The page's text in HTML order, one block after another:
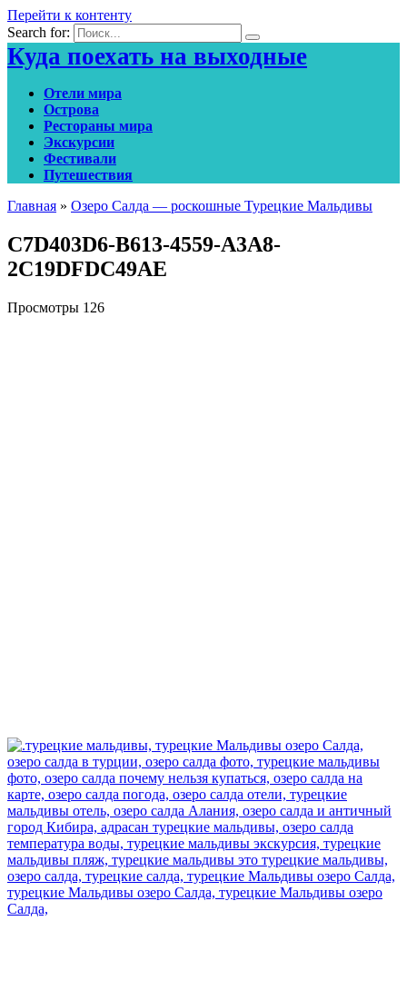
Перейти к контенту
Search for:
Куда поехать на выходные
Отели мира
Острова
Рестораны мира
Экскурсии
Фестивали
Путешествия
Главная » Озеро Салда — роскошные Турецкие Мальдивы
C7D403D6-B613-4559-A3A8-
2C19DFDC49AE
Просмотры 126